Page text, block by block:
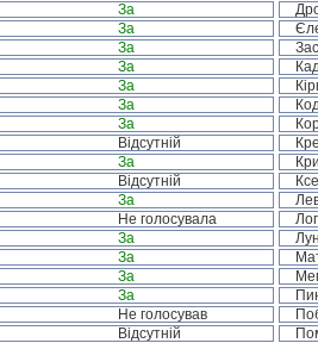
За
За
За
За
За
За
За
Відсутній
За
Відсутній
За
Не голосувала
За
За
За
За
Не голосував
Відсутній